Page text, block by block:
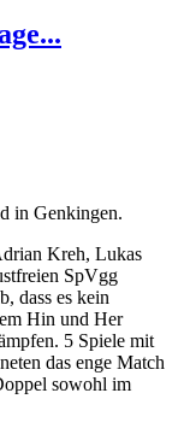
in Genkingen.
Kreh, Lukas
SpVgg
dass es kein
Hin und Her
5 Spiele mit
das enge Match
sowohl im